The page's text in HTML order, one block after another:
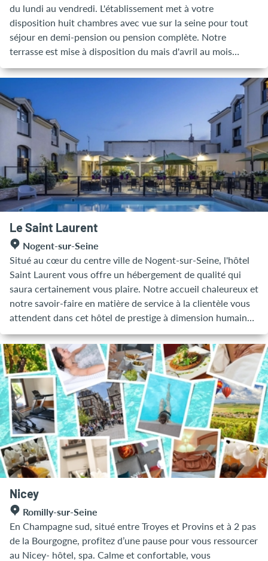
du lundi au vendredi. L'établissement met à votre
disposition huit chambres avec vue sur la seine pour tout
séjour en demi-pension ou pension complète. Notre
terrasse est mise à disposition du mais d'avril au mois
d'octobre
Le Saint Laurent
Nogent-sur-Seine
Situé au cœur du centre ville de Nogent-sur-Seine, l'hôtel
Saint Laurent vous offre un hébergement de qualité qui
saura certainement vous plaire. Notre accueil chaleureux et
notre savoir-faire en matière de service à la clientèle vous
attendent dans cet hôtel de prestige à dimension humaine.
Petit-déjeuner sous forme de buffet continental servi en
salle, distributeur de plats préparés et service de bar
disponibles toute la journée.
Nicey
Romilly-sur-Seine
En Champagne sud, situé entre Troyes et Provins et à 2 pas
de la Bourgogne, profitez d’une pause pour vous ressourcer
au Nicey- hôtel, spa. Calme et confortable, vous